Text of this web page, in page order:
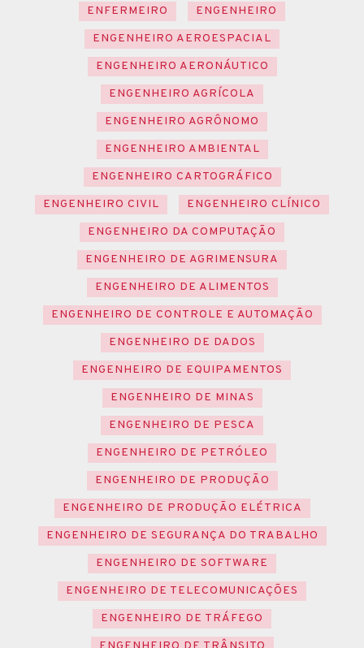
ENFERMEIRO
ENGENHEIRO
ENGENHEIRO AEROESPACIAL
ENGENHEIRO AERONÁUTICO
ENGENHEIRO AGRÍCOLA
ENGENHEIRO AGRÔNOMO
ENGENHEIRO AMBIENTAL
ENGENHEIRO CARTOGRÁFICO
ENGENHEIRO CIVIL
ENGENHEIRO CLÍNICO
ENGENHEIRO DA COMPUTAÇÃO
ENGENHEIRO DE AGRIMENSURA
ENGENHEIRO DE ALIMENTOS
ENGENHEIRO DE CONTROLE E AUTOMAÇÃO
ENGENHEIRO DE DADOS
ENGENHEIRO DE EQUIPAMENTOS
ENGENHEIRO DE MINAS
ENGENHEIRO DE PESCA
ENGENHEIRO DE PETRÓLEO
ENGENHEIRO DE PRODUÇÃO
ENGENHEIRO DE PRODUÇÃO ELÉTRICA
ENGENHEIRO DE SEGURANÇA DO TRABALHO
ENGENHEIRO DE SOFTWARE
ENGENHEIRO DE TELECOMUNICAÇÕES
ENGENHEIRO DE TRÁFEGO